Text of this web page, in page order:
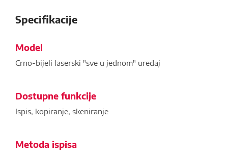
Specifikacije
Model
Crno-bijeli laserski "sve u jednom" uređaj
Dostupne funkcije
Ispis, kopiranje, skeniranje
Metoda ispisa